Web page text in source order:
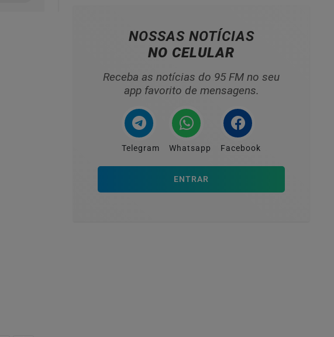
NOSSAS NOTÍCIAS
NO CELULAR
Receba as notícias do 95 FM no seu
app favorito de mensagens.
Telegram Whatsapp Facebook
ENTRAR